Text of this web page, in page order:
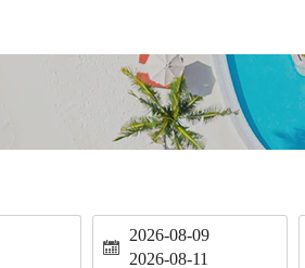
2026-08-09
2026-08-11